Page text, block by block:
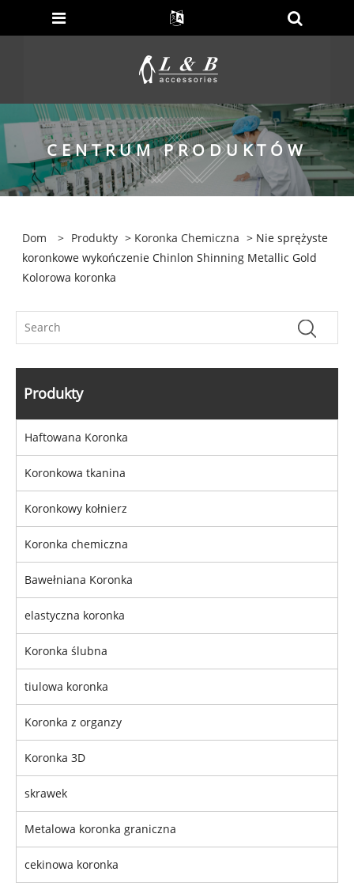
CENTRUM PRODUKTÓW
Dom > Produkty > Koronka Chemiczna > Nie sprężyste
koronkowe wykończenie Chinlon Shinning Metallic Gold
Kolorowa koronka
Produkty
Haftowana Koronka
Koronkowa tkanina
Koronkowy kołnierz
Koronka chemiczna
Bawełniana Koronka
elastyczna koronka
Koronka ślubna
tiulowa koronka
Koronka z organzy
Koronka 3D
skrawek
Metalowa koronka graniczna
cekinowa koronka